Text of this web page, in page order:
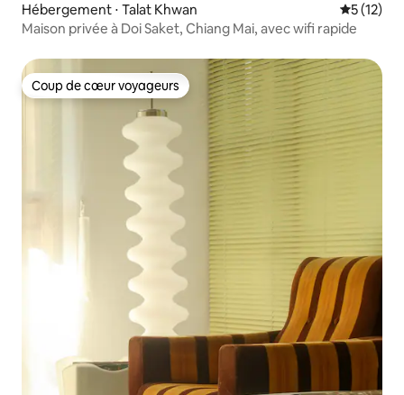
Hébergement ⋅ Talat Khwan
5 (12)
Maison privée à Doi Saket, Chiang Mai, avec wifi rapide
Coup de cœur voyageurs
Coup de cœur voyageurs